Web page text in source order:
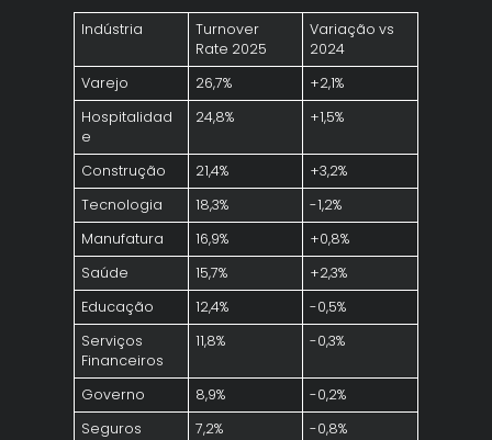
Indústria
Turnover
Rate 2025
Variação vs
2024
Varejo
26,7%
+2,1%
Hospitalidad
e
24,8% +1,5%
Construção 21,4%
+3,2%
Tecnologia
18,3%
-1,2%
Manufatura
16,9%
+0,8%
Saúde
15,7%
+2,3%
Educação
12,4%
-0,5%
Serviços
Financeiros
11,8% -0,3%
Governo 8,9%
-0,2%
Seguros
7,2% -0,8%